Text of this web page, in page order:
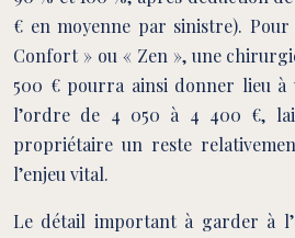
€ en moyenne par sinistre).
Confort » ou « Zen », une
500 € pourra ainsi donner lieu à
l’ordre de 4 050 à 4 400 €,
propriétaire un reste
l’enjeu vital.
Le détail important à garder à